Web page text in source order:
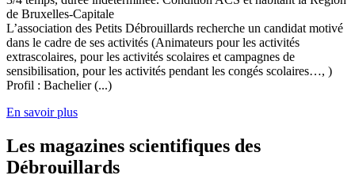
de Bruxelles-Capitale
L’association des Petits Débrouillards recherche un candidat motivé
dans le cadre de ses activités (Animateurs pour les activités
extrascolaires, pour les activités scolaires et campagnes de
sensibilisation, pour les activités pendant les congés scolaires…, )
Profil : Bachelier (...)
En savoir plus
Les magazines scientifiques des
Débrouillards